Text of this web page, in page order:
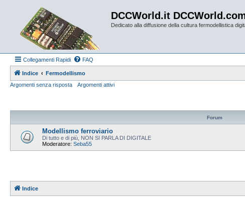
DCCWorld.it
Dedicato alla diffusione della cultura fermodellistica
Collegamenti Rapidi FAQ
Indice
Fermodellismo
Argomenti senza risposta
Argomenti attivi
Forum
Modellismo ferroviario
Di tutto e di più, NON SI PARLA DI DIGITALE
Moderatore: Seba55
Indice